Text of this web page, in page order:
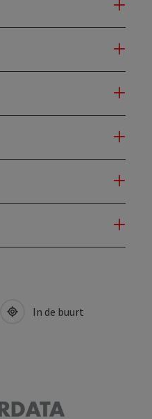
In de buurt